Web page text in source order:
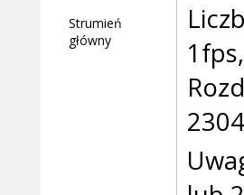
Strumień
główny